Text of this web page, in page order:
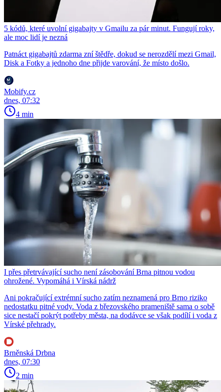
5 kódů, které uvolní gigabajty v Gmailu za pár minut. Fungují roky,
ale moc lidí je nezná
Patnáct gigabajtů zdarma zní štědře, dokud se nerozdělí mezi Gmail,
Disk a Fotky a jednoho dne přijde varování, že místo došlo.
Mobify.cz
dnes, 07:32
4 min
I přes přetrvávající sucho není zásobování Brna pitnou vodou
ohrožené. Vypomáhá i Vírská nádrž
Ani pokračující extrémní sucho zatím neznamená pro Brno riziko
nedostatku pitné vody. Voda z březovského prameniště sama o sobě
sice nestačí pokrýt potřeby města, na dodávce se však podílí i voda z
Vírské přehrady.
Brněnská Drbna
dnes, 07:30
2 min